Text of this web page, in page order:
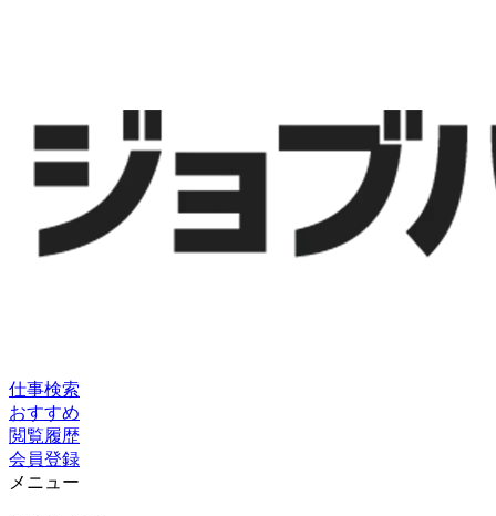
仕事検索
おすすめ
閲覧履歴
会員登録
メニュー